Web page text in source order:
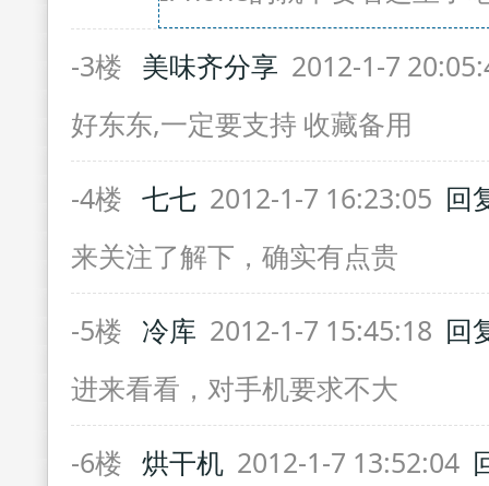
-3楼 美味齐分享 2012-1-7
好东东,一定要支持 收藏备用
-4楼 七七 2012-1-7 16:23:05 回
来关注了解下，确实有点贵
-5楼 冷库 2012-1-7 15:45:18 回
进来看看，对手机要求不大
-6楼 烘干机 2012-1-7 13:52:04